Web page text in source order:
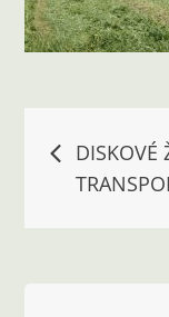
pro
DISKOVÉ